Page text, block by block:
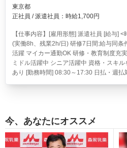
東京都
正社員 / 派遣社員：時給1,700円
【仕事内容】[雇用形態] 派遣社員 [給与]
(実働8h、残業2h/日) 研修7日間:給与同条
活躍 マイカー通勤OK 研修・教育制度充
ミドル活躍中 シニア活躍中 資格・スキ
あり [勤務時間] 08:30～17:30 日払・週払
今、あなたにオススメ